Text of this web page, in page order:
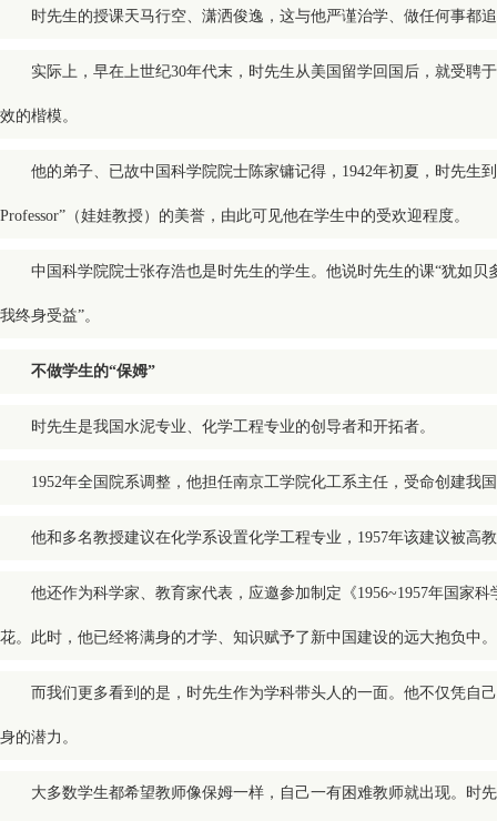
时先生的授课天马行空、潇洒俊逸，这与他严谨治学、做任何事都
实际上，早在上世纪30年代末，时先生从美国留学回国后，就受聘
效的楷模。
他的弟子、已故中国科学院院士陈家镛记得，1942年初夏，时先生
Professor”（娃娃教授）的美誉，由此可见他在学生中的受欢迎程度。
中国科学院院士张存浩也是时先生的学生。他说时先生的课“犹如
我终身受益”。
不做学生的“保姆”
时先生是我国水泥专业、化学工程专业的创导者和开拓者。
1952年全国院系调整，他担任南京工学院化工系主任，受命创建我
他和多名教授建议在化学系设置化学工程专业，1957年该建议被高
他还作为科学家、教育家代表，应邀参加制定《1956~1957年国家
花。此时，他已经将满身的才学、知识赋予了新中国建设的远大抱负中。
而我们更多看到的是，时先生作为学科带头人的一面。他不仅凭自
身的潜力。
大多数学生都希望教师像保姆一样，自己一有困难教师就出现。